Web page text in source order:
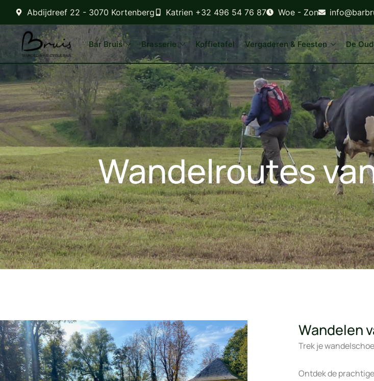
Abdijdreef 22 - 3070 Kortenberg Katrien +32 496 54 76 87 Woe - Zon
Bar Bruis Brasserie Koffietafel Vergaderen & Feesten De
Wandelroutes
Wandelen
Trek je
Ontdek de